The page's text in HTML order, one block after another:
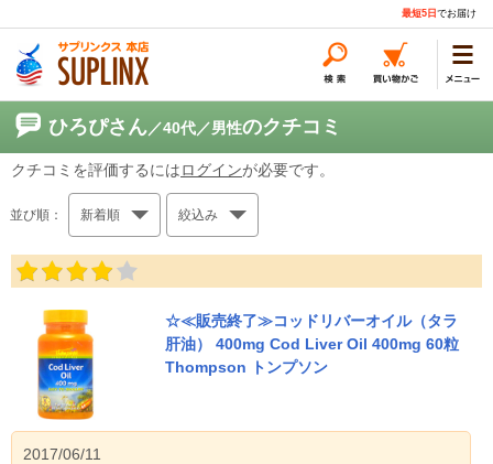
最短5日 でお届け
ひろぴさん／40代／男性のクチコミ
クチコミを評価するにはログインが必要です。
並び順： 新着順 絞込み
☆≪販売終了≫コッドリバーオイル（タラ
肝油） 400mg Cod Liver Oil 400mg 60粒
Thompson トンプソン
2017/06/11